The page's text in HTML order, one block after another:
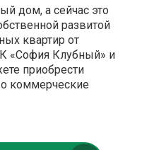
дом, а сейчас это
развитой
квартир от
«София Клубный» и
приобрести
коммерческие